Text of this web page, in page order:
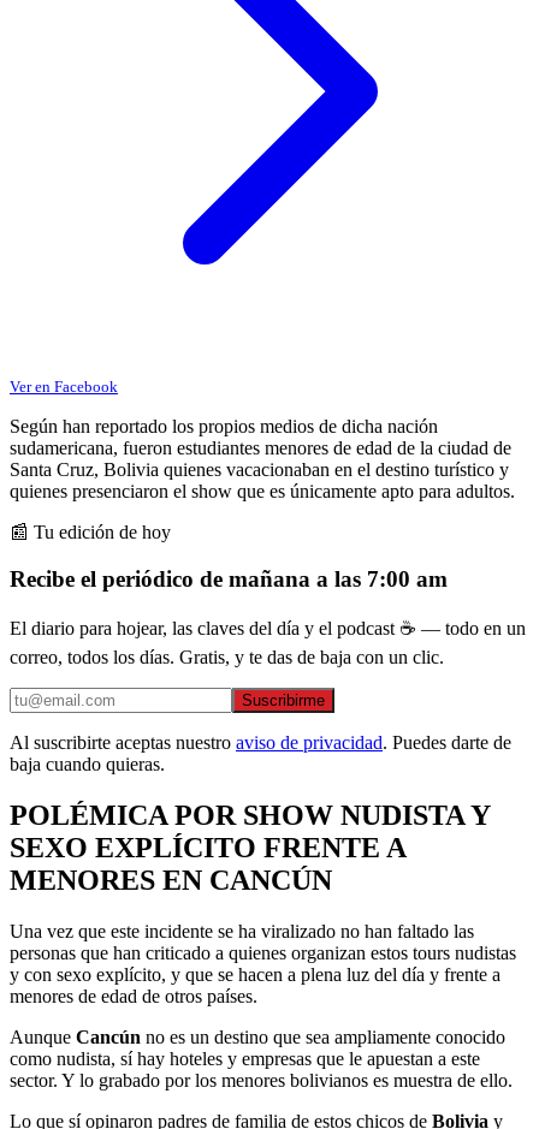
Ver en Facebook
Según han reportado los propios medios de dicha nación
sudamericana, fueron estudiantes menores de edad de la ciudad de
Santa Cruz, Bolivia quienes vacacionaban en el destino turístico y
quienes presenciaron el show que es únicamente apto para adultos.
📰 Tu edición de hoy
Recibe el periódico de mañana a las 7:00 am
El diario para hojear, las claves del día y el podcast ☕ — todo en un
correo, todos los días. Gratis, y te das de baja con un clic.
Suscribirme
Al suscribirte aceptas nuestro aviso de privacidad. Puedes darte de
baja cuando quieras.
POLÉMICA POR SHOW NUDISTA Y
SEXO EXPLÍCITO FRENTE A
MENORES EN CANCÚN
Una vez que este incidente se ha viralizado no han faltado las
personas que han criticado a quienes organizan estos tours nudistas
y con sexo explícito, y que se hacen a plena luz del día y frente a
menores de edad de otros países.
Aunque Cancún no es un destino que sea ampliamente conocido
como nudista, sí hay hoteles y empresas que le apuestan a este
sector. Y lo grabado por los menores bolivianos es muestra de ello.
Lo que sí opinaron padres de familia de estos chicos de Bolivia y